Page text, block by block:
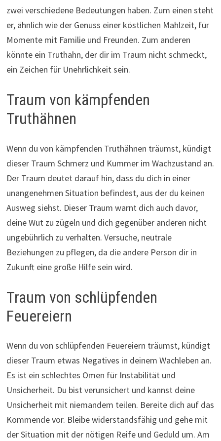
zwei verschiedene Bedeutungen haben. Zum einen steht
er, ähnlich wie der Genuss einer köstlichen Mahlzeit, für
Momente mit Familie und Freunden. Zum anderen
könnte ein Truthahn, der dir im Traum nicht schmeckt,
ein Zeichen für Unehrlichkeit sein.
Traum von kämpfenden
Truthähnen
Wenn du von kämpfenden Truthähnen träumst, kündigt
dieser Traum Schmerz und Kummer im Wachzustand an.
Der Traum deutet darauf hin, dass du dich in einer
unangenehmen Situation befindest, aus der du keinen
Ausweg siehst. Dieser Traum warnt dich auch davor,
deine Wut zu zügeln und dich gegenüber anderen nicht
ungebührlich zu verhalten. Versuche, neutrale
Beziehungen zu pflegen, da die andere Person dir in
Zukunft eine große Hilfe sein wird.
Traum von schlüpfenden
Feuereiern
Wenn du von schlüpfenden Feuereiern träumst, kündigt
dieser Traum etwas Negatives in deinem Wachleben an.
Es ist ein schlechtes Omen für Instabilität und
Unsicherheit. Du bist verunsichert und kannst deine
Unsicherheit mit niemandem teilen. Bereite dich auf das
Kommende vor. Bleibe widerstandsfähig und gehe mit
der Situation mit der nötigen Reife und Geduld um. Am